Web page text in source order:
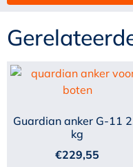
Guardian anker G-11
kg
€229,55